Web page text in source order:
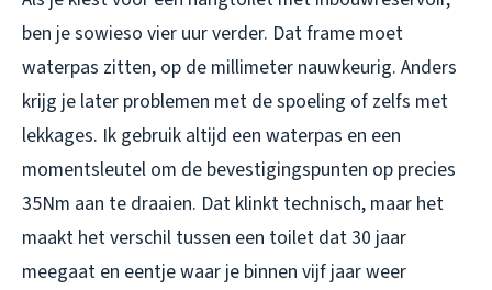
ben je sowieso vier uur verder. Dat frame moet
waterpas zitten, op de millimeter nauwkeurig. Anders
krijg je later problemen met de spoeling of zelfs met
lekkages. Ik gebruik altijd een waterpas en een
momentsleutel om de bevestigingspunten op precies
35Nm aan te draaien. Dat klinkt technisch, maar het
maakt het verschil tussen een toilet dat 30 jaar
meegaat en eentje waar je binnen vijf jaar weer